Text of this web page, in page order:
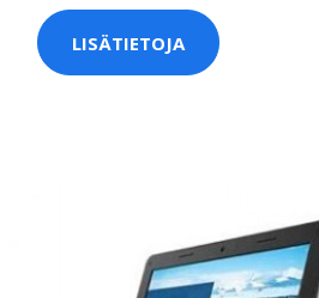
LISÄTIETOJA